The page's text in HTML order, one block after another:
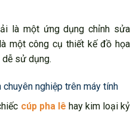
là một ứng dụng chỉnh sửa
một công cụ thiết kế đồ họa
sử dụng.
nghiệp trên máy tính
cúp pha lê hay kim loại kỷ